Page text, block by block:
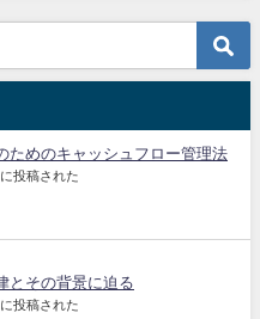
ためのキャッシュフロー管理法
投稿された
とその背景に迫る
投稿された